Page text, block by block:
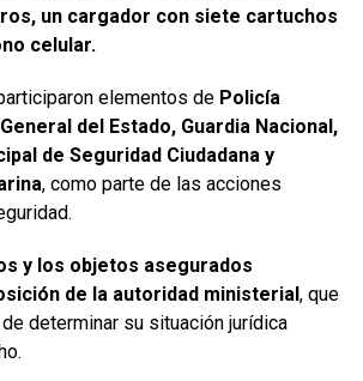
un cargador con siete cartuchos
celular.
elementos de Policía
del Estado, Guardia Nacional,
de Seguridad Ciudadana y
, como parte de las acciones
y los objetos asegurados
de la autoridad ministerial, que
determinar su situación jurídica